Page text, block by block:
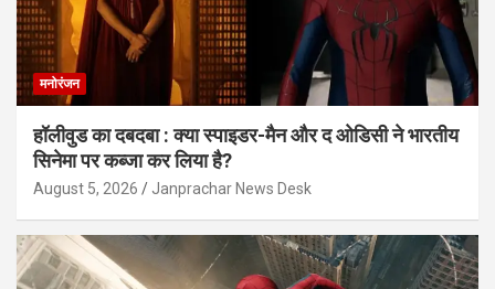
मनोरंजन
हॉलीवुड का दबदबा : क्या स्पाइडर-मैन और द ओडिसी ने भारतीय
सिनेमा पर कब्जा कर लिया है?
August 5, 2026 Janprachar News Desk